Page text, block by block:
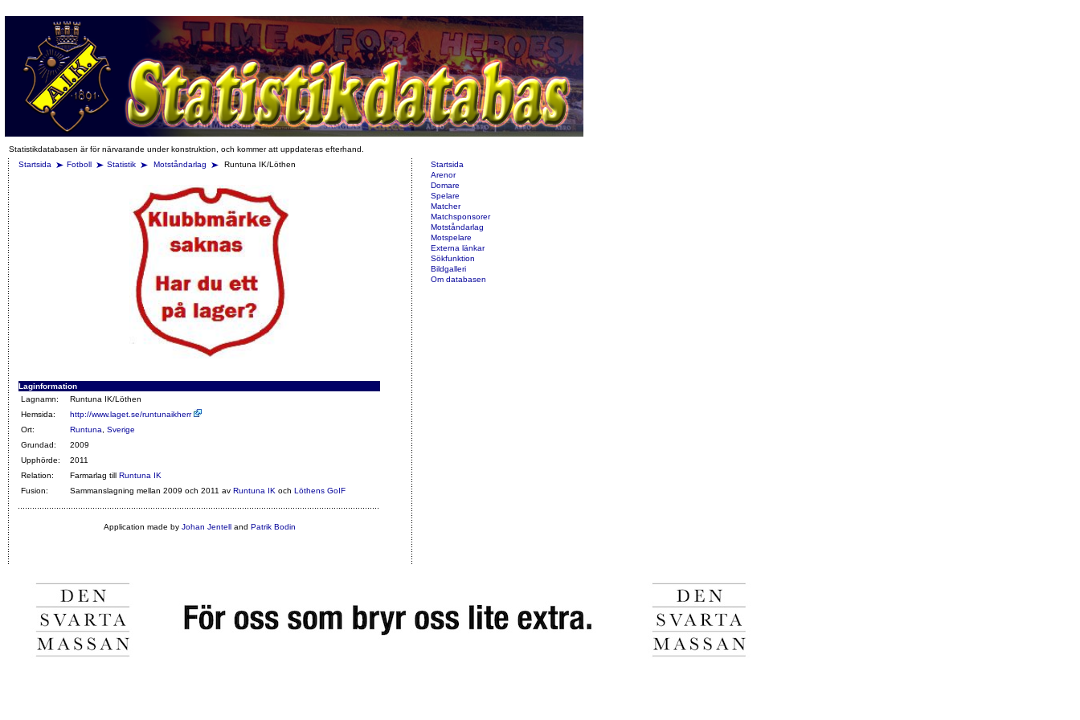
Statistikdatabasen är för närvarande under konstruktion, och kommer att uppdateras efterhand.
Startsida
Fotboll Statistik Motståndarlag Runtuna IK/Löthen
Laginformation
Lagnamn:
Runtuna IK/Löthen
Hemsida:
http://www.laget.se/runtunaikherr
Ort:
Runtuna
Sverige
Grundad:
2009
Upphörde:
2011
Relation:
Farmarlag till Runtuna IK
Fusion:
Sammanslagning mellan 2009 och 2011 av Runtuna IK och Löthens GoIF
Application made by Johan Jentelland Patrik Bodin
Startsida
Arenor
Domare
Spelare
Matcher
Matchsponsorer
Motståndarlag
Motspelare
Externa länkar
Sökfunktion
Bildgalleri
Om databasen